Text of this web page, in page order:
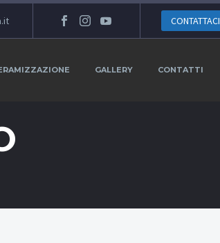
CONTATTACI
GALLERY CONTATTI